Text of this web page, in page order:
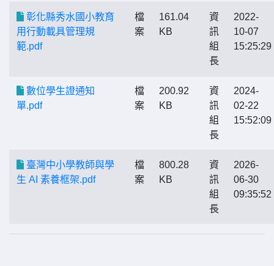
彰化縣秀水國小教育
用行動載具管理規
範.pdf
檔
案
161.04
KB
資
訊
組
長
2022-
10-07
15:25:29
數位學生證通知
單.pdf
檔
案
200.92
KB
資
訊
組
長
2024-
02-22
15:52:09
臺灣中小學教師與學
生 AI 素養框架.pdf
檔
案
800.28
KB
資
訊
組
長
2026-
06-30
09:35:52